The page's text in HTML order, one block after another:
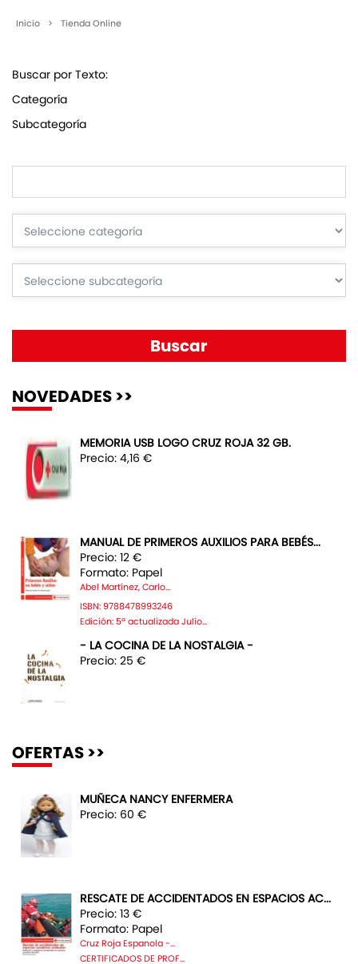
Inicio > Tienda Online
Buscar por Texto:
Categoría
Subcategoría
NOVEDADES >>
MEMORIA USB LOGO CRUZ ROJA 32 GB.
Precio: 4,16 €
MANUAL DE PRIMEROS AUXILIOS PARA BEBÉS...
Precio: 12 €
Formato: Papel
Abel Martínez, Carlo...
ISBN: 9788478993246
Edición: 5ª actualizada Julio...
- LA COCINA DE LA NOSTALGIA -
Precio: 25 €
OFERTAS >>
MUÑECA NANCY ENFERMERA
Precio: 60 €
RESCATE DE ACCIDENTADOS EN ESPACIOS AC...
Precio: 13 €
Formato: Papel
Cruz Roja Espanola -...
CERTIFICADOS DE PROF...